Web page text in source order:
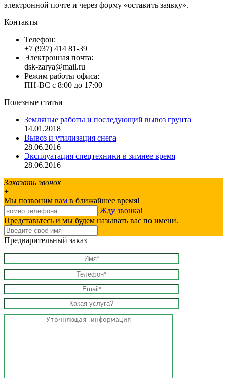
электронной почте и через форму «оставить заявку».
Контакты
Телефон:
+7 (937) 414 81-39
Электронная почта:
dsk-zarya@mail.ru
Режим работы офиса:
ПН-ВС с 8:00 до 17:00
Полезные статьи
Земляные работы и последующий вывоз грунта
14.01.2018
Вывоз и утилизация снега
28.06.2016
Эксплуатация спецтехники в зимнее время
28.06.2016
Заказать звонок
+
Мы позвоним вам в ближайшее время!
Жду звонка!
Представьтесь и мы будем называть вас по имени.
Предварительный заказ